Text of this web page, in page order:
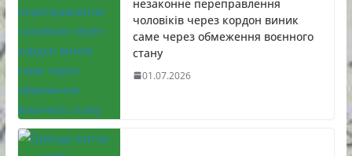
незаконне переправлення
чоловіків через кордон виник
саме через обмеження воєнного
стану
01.07.2026